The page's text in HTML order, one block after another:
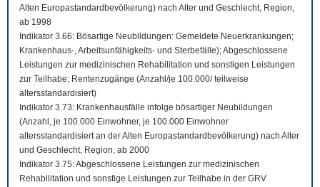
Alten Europastandardbevölkerung) nach Alter und Geschlecht, Region,
ab 1998
Indikator 3.66: Bösartige Neubildungen: Gemeldete Neuerkrankungen;
Krankenhaus-, Arbeitsunfähigkeits- und Sterbefälle); Abgeschlossene
Leistungen zur medizinischen Rehabilitation und sonstigen Leistungen
zur Teilhabe; Rentenzugänge (Anzahl/je 100.000/ teilweise
altersstandardisiert)
Indikator 3.73: Krankenhausfälle infolge bösartiger Neubildungen
(Anzahl, je 100.000 Einwohner, je 100.000 Einwohner
altersstandardisiert an der Alten Europastandardbevölkerung) nach Alter
und Geschlecht, Region, ab 2000
Indikator 3.75: Abgeschlossene Leistungen zur medizinischen
Rehabilitation und sonstige Leistungen zur Teilhabe in der GRV